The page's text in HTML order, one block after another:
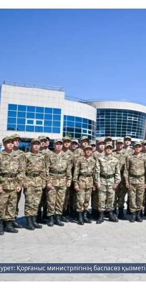
Қорғаныс министрлігінің баспасөз қызметі